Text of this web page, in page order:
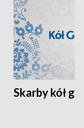
Skarby kół